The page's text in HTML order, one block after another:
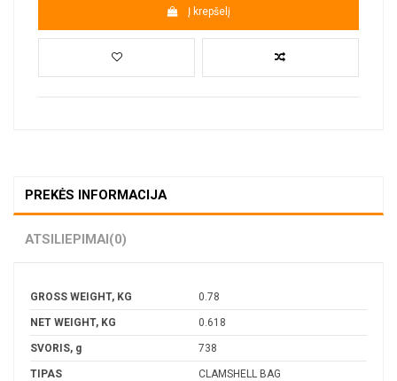
Į krepšelį
PREKĖS INFORMACIJA
ATSILIEPIMAI(0)
GROSS WEIGHT, KG 0.78
NET WEIGHT, KG 0.618
SVORIS, g 738
TIPAS CLAMSHELL BAG